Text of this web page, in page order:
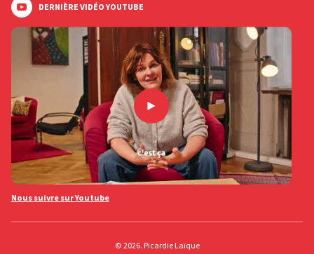
DERNIÈRE VIDÉO YOUTUBE
Nous suivre sur Youtube
© 2026. Picardie Laïque